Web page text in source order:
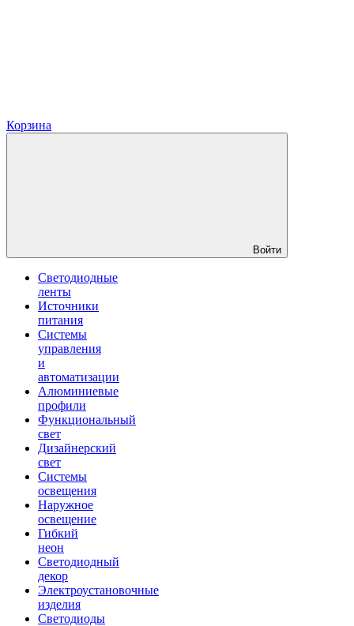
Корзина
Войти
Светодиодные
ленты
Источники
питания
Системы
управления
и
автоматизации
Алюминиевые
профили
Функциональный
свет
Дизайнерский
свет
Системы
освещения
Наружное
освещение
Гибкий
неон
Светодиодный
декор
Электроустановочные
изделия
Светодиоды